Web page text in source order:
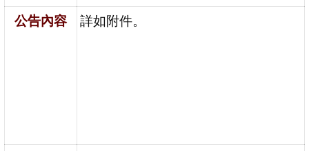
公告內容
詳如附件。